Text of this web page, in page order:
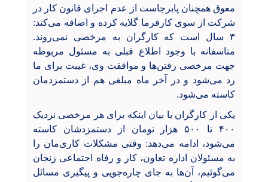
معوق همچنان پابرجاست از عدم اجرای قانون کار در
شرکت از سوی کارفرما گلایه کرده و اضافه می‌کند:
۳ سال است که کارگران به مرخصی نمی‌روند.
متاسفانه با وجود اطلاع قبلی به مسئول مربوطه
جهت مرخصی‌ رفتن‌ها و موافقت وی، غیبت برای ما
رد می‌شود و در آخر ماه مبلغی هم از دستمزدمان
کاسته می‌شود.
یکی از کارگران با بیان اینکه برای هر مرخصی نزدیک
۴۰۰ تا ۵۰۰ هزار تومان از دستمزدشان کاسته
می‌شود، ادامه می‌دهد: وقتی مشکلات کاری‌مان را
به مسئولان اداره تعاون، کار و رفاه اجتماعی زنجان
می‌گوئیم، آن‌ها به جای چاره‌جویی و پیگیری مسائل